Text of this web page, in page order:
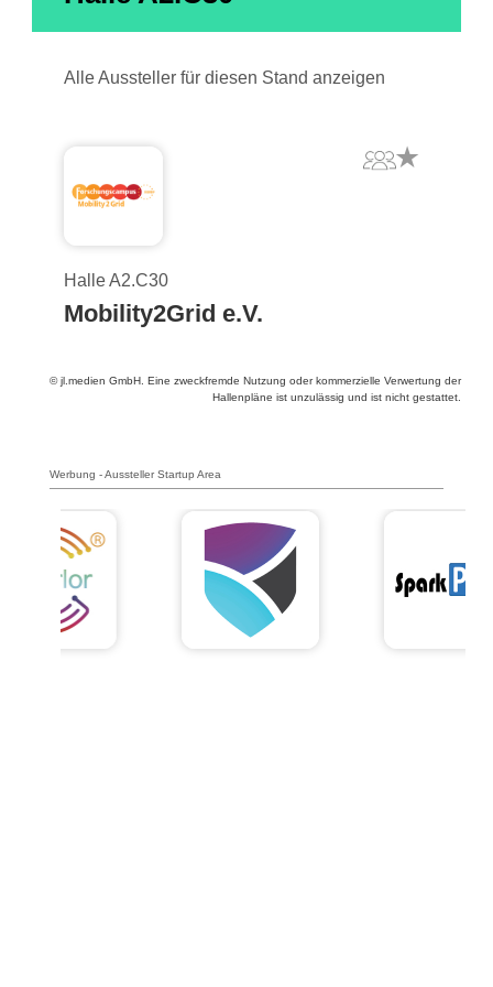
Alle Aussteller für diesen Stand anzeigen
Halle A2.C30
Mobility2Grid e.V.
© jl.medien GmbH. Eine zweckfremde Nutzung oder kommerzielle Verwertung der
Hallenpläne ist unzulässig und ist nicht gestattet.
Werbung - Aussteller Startup Area